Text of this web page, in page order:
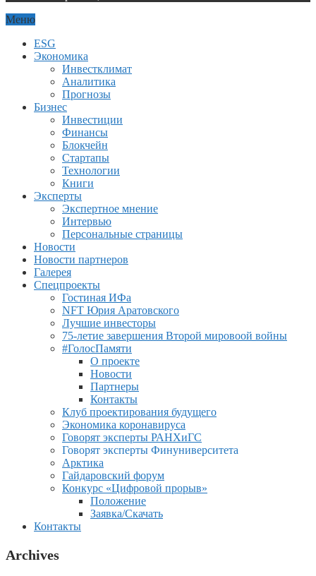
Меню
ESG
Экономика
Инвестклимат
Аналитика
Прогнозы
Бизнес
Инвестиции
Финансы
Блокчейн
Стартапы
Технологии
Книги
Эксперты
Экспертное мнение
Интервью
Персональные страницы
Новости
Новости партнеров
Галерея
Спецпроекты
Гостиная ИФа
NFT Юрия Аратовского
Лучшие инвесторы
75-летие завершения Второй мировоой войны
#ГолосПамяти
О проекте
Новости
Партнеры
Контакты
Клуб проектирования будущего
Экономика коронавируса
Говорят эксперты РАНХиГС
Говорят эксперты Финуниверситета
Арктика
Гайдаровский форум
Конкурс «Цифровой прорыв»
Положение
Заявка/Скачать
Контакты
Archives